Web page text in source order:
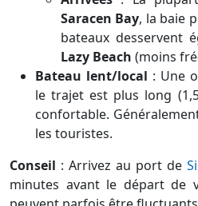
Saracen Bay, la baie
bateaux desservent
Lazy Beach (moins
Bateau lent/local : Une
le trajet est plus long
confortable.
les touristes.
Conseil : Arrivez au port de
minutes avant le départ de